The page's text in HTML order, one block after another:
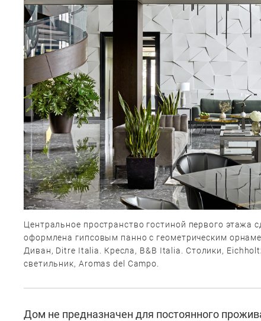
Центральное пространство гостиной первого этажа
оформлена гипсовым панно с геометрическим
Диван, Ditre Italia. Кресла, B&B Italia. Столики,
светильник, Aromas del Campo.
Дом не предназначен для постоянного